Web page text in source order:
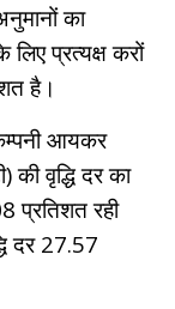
का
प्रत्यक्ष करों
है।
आयकर
वृद्धि दर का
प्रतिशत रही
दर 27.57